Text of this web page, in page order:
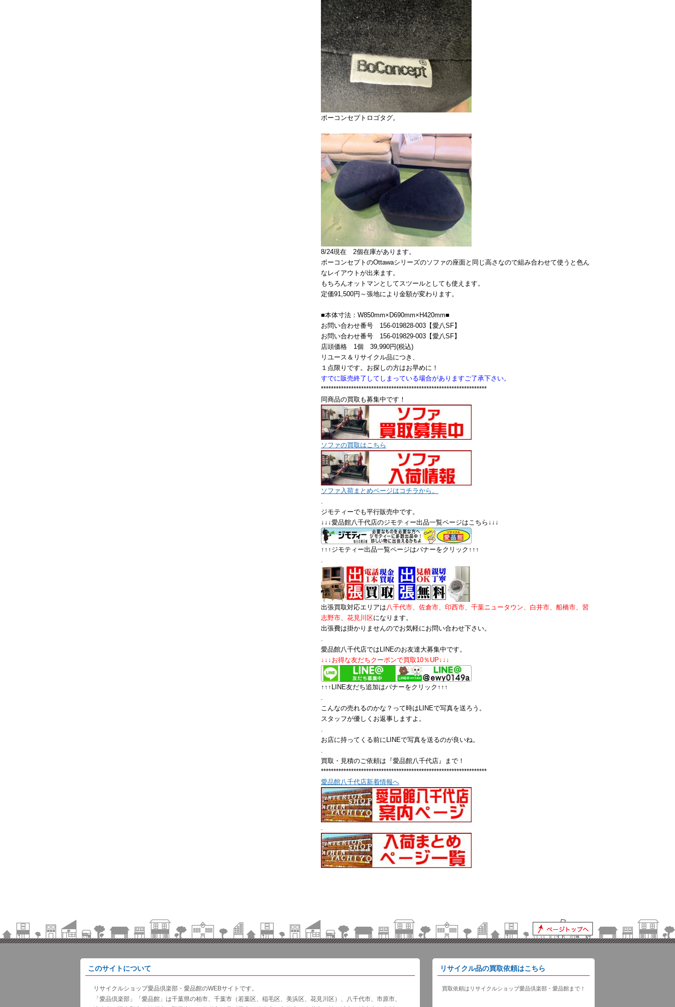
ボーコンセプトロゴタグ。
8/24現在 2個在庫があります。
ボーコンセプトのOttawaシリーズのソファの座面と同じ高さなので組み合わせて使うと色ん
なレイアウトが出来ます。
もちろんオットマンとしてスツールとしても使えます。
定価91,500円～張地により金額が変わります。
■本体寸法：W850mm×D690mm×H420mm■
お問い合わせ番号 156-019828-003【愛八SF】
お問い合わせ番号 156-019829-003【愛八SF】
店頭価格 1個 39,990円(税込)
リユース＆リサイクル品につき、
１点限りです。お探しの方はお早めに！
すでに販売終了してしまっている場合がありますご了承下さい。
******************************************************************
同商品の買取も募集中です！
ソファの買取はこちら
ソファ入荷まとめページはコチラから。
.
ジモティーでも平行販売中です。
↓↓↓愛品館八千代店のジモティー出品一覧ページはこちら↓↓↓
↑↑↑ジモティー出品一覧ページはバナーをクリック↑↑↑
.
出張買取対応エリアは八千代市、佐倉市、印西市、千葉ニュータウン、白井市、船橋市、習
志野市、花見川区になります。
出張費は掛かりませんのでお気軽にお問い合わせ下さい。
.
愛品館八千代店ではLINEのお友達大募集中です。
↓↓↓お得な友だちクーポンで買取10％UP↓↓↓
↑↑↑LINE友だち追加はバナーをクリック↑↑↑
.
こんなの売れるのかな？って時はLINEで写真を送ろう。
スタッフが優しくお返事しますよ。
.
お店に持ってくる前にLINEで写真を送るのが良いね。
.
買取・見積のご依頼は『愛品館八千代店』まで！
******************************************************************
愛品館八千代店新着情報へ
.
このサイトについて
リサイクルショップ愛品倶楽部・愛品館のWEBサイトです。
「愛品倶楽部」「愛品館」は千葉県の柏市、千葉市（若葉区、稲毛区、美浜区、花見川区）、八千代市、市原市、
リサイクル品の買取依頼はこちら
買取依頼はリサイクルショップ愛品倶楽部・愛品館まで！